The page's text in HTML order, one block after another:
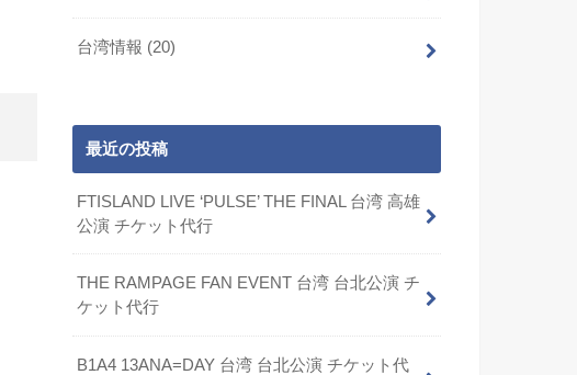
台湾情報 (20)
最近の投稿
FTISLAND LIVE ‘PULSE’ THE FINAL 台湾 高雄
公演 チケット代行
THE RAMPAGE FAN EVENT 台湾 台北公演 チ
ケット代行
B1A4 13ANA=DAY 台湾 台北公演 チケット代